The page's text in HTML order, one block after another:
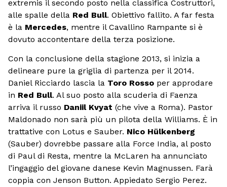
extremis il secondo posto nella classifica Costruttori,
alle spalle della Red Bull. Obiettivo fallito. A far festa
è la Mercedes, mentre il Cavallino Rampante si è
dovuto accontentare della terza posizione.
Con la conclusione della stagione 2013, si inizia a
delineare pure la griglia di partenza per il 2014.
Daniel Ricciardo lascia la Toro Rosso per approdare
in Red Bull. Al suo posto alla scuderia di Faenza
arriva il russo Daniil Kvyat (che vive a Roma). Pastor
Maldonado non sarà più un pilota della Williams. È in
trattative con Lotus e Sauber. Nico Hülkenberg
(Sauber) dovrebbe passare alla Force India, al posto
di Paul di Resta, mentre la McLaren ha annunciato
l’ingaggio del giovane danese Kevin Magnussen. Farà
coppia con Jenson Button. Appiedato Sergio Perez.